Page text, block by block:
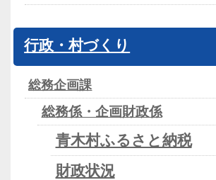
行政・村づくり
総務企画課
総務係・企画財政係
青木村ふるさと納税
財政状況